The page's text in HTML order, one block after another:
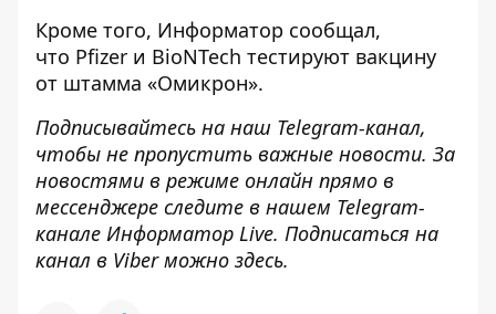
Кроме того, Информатор сообщал,
что Pfizer и BioNTech тестируют вакцину
от штамма «Омикрон».
Подписывайтесь на наш Telegram-канал,
чтобы не пропустить важные новости. За
новостями в режиме онлайн прямо в
мессенджере следите в нашем Telegram-
канале Информатор Live. Подписаться на
канал в Viber можно здесь.